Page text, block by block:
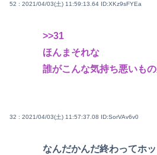
52 : 2021/04/03(土) 11:59:13.64 ID:XKz9sFYEa
>>31
ほんまそれな
誰がこんな気持ち悪いも
32 : 2021/04/03(土) 11:57:37.08 ID:SorVAv6v0
なんだかんだ終わってホ